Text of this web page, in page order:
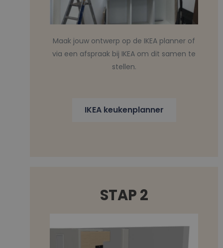
Maak jouw ontwerp op de IKEA planner of
via een afspraak bij IKEA om dit samen te
stellen.
IKEA keukenplanner
STAP 2